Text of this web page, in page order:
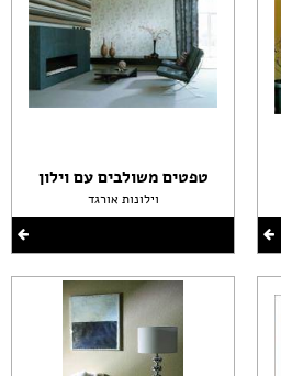
טפטים משולבים עם וילון
וילונות אורגד